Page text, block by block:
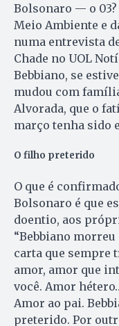
Bolsonaro — o
Meio Ambiente e
numa entrevista
Chade no UOL
Bebbiano, se
mudou com
Alvorada, que o
março tenha sido
O filho preterido
O que é
Bolsonaro é que
doentio, aos
“Bebbiano morreu
carta que sempre
amor, amor que
você. Amor
Amor ao pai.
preterido. Por